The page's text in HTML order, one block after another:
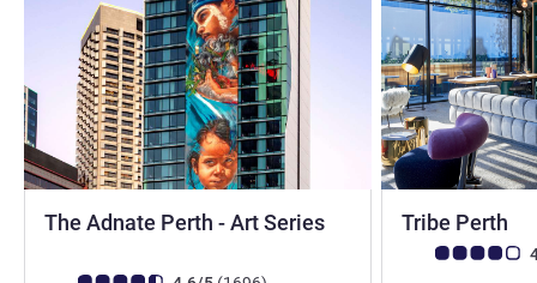
The Adnate Perth - Art Series4,5 SterneTribe Perth
Note